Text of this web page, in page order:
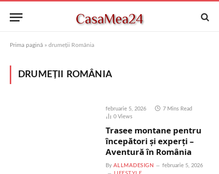
Prima pagină » drumeții România
DRUMEȚII ROMÂNIA
februarie 5, 2026
7 Mins Read
0 Views
Trasee montane pentru
începători și experți –
Aventură în România
By ALLMADESIGN
februarie 5, 2026